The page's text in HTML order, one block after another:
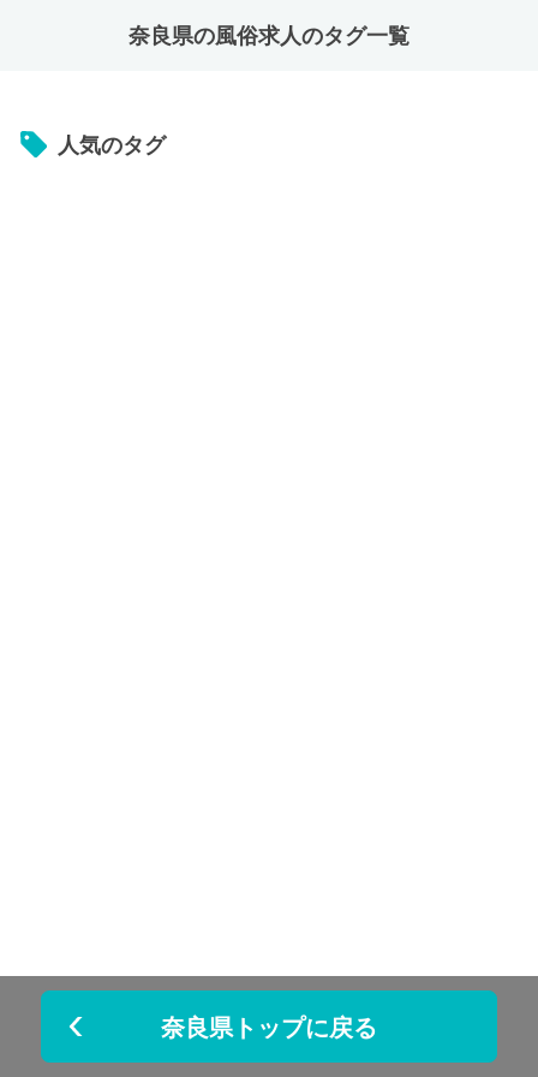
奈良県の風俗求人のタグ一覧
人気のタグ
奈良県トップに戻る